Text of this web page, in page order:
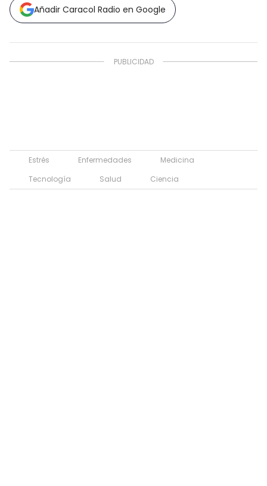
Añadir Caracol Radio en Google
Estrés Enfermedades
Medicina
Tecnología
Salud Ciencia